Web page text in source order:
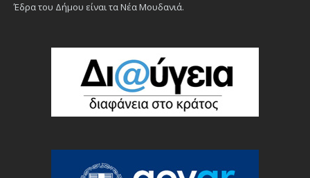
Έδρα του Δήμου είναι τα Νέα Μουδανιά.